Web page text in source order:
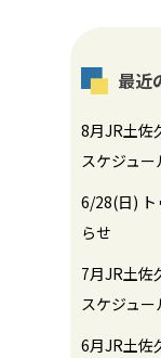
最近
8月JR土佐
スケジュー
6/28(日) ト
らせ
7月JR土佐
スケジュー
6月JR土佐